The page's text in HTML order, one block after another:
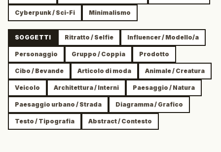
Cyberpunk / Sci-Fi Minimalismo
SOGGETTI Ritratto / Selfie Influencer / Modello/a
Personaggio Gruppo / Coppia Prodotto
Cibo / Bevande Articolo di moda Animale / Creatura
Veicolo Architettura / Interni Paesaggio / Natura
Paesaggio urbano / Strada Diagramma / Grafico
Testo / Tipografia Abstract / Contesto